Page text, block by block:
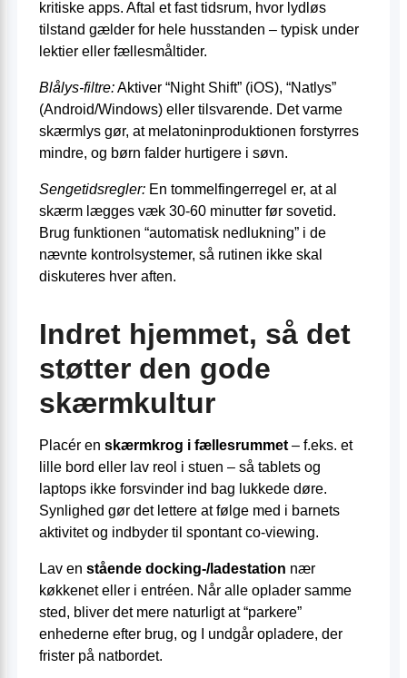
kritiske apps. Aftal et fast tidsrum, hvor lydløs
tilstand gælder for hele husstanden – typisk under
lektier eller fællesmåltider.
Blålys-filtre:Aktiver “Night Shift” (iOS), “Natlys”
(Android/Windows) eller tilsvarende. Det varme
skærmlys gør, at melatoninproduktionen forstyrres
mindre, og børn falder hurtigere i søvn.
Sengetidsregler:En tommelfingerregel er, at al
skærm lægges væk 30-60 minutter før sovetid.
Brug funktionen “automatisk nedlukning” i de
nævnte kontrolsystemer, så rutinen ikke skal
diskuteres hver aften.
Indret hjemmet, så det
støtter den gode
skærmkultur
Placér en skærmkrog i fællesrummet– f.eks. et
lille bord eller lav reol i stuen – så tablets og
laptops ikke forsvinder ind bag lukkede døre.
Synlighed gør det lettere at følge med i barnets
aktivitet og indbyder til spontant co-viewing.
Lav en stående docking-/ladestation nær
køkkenet eller i entréen. Når alle oplader samme
sted, bliver det mere naturligt at “parkere”
enhederne efter brug, og I undgår opladere, der
frister på natbordet.